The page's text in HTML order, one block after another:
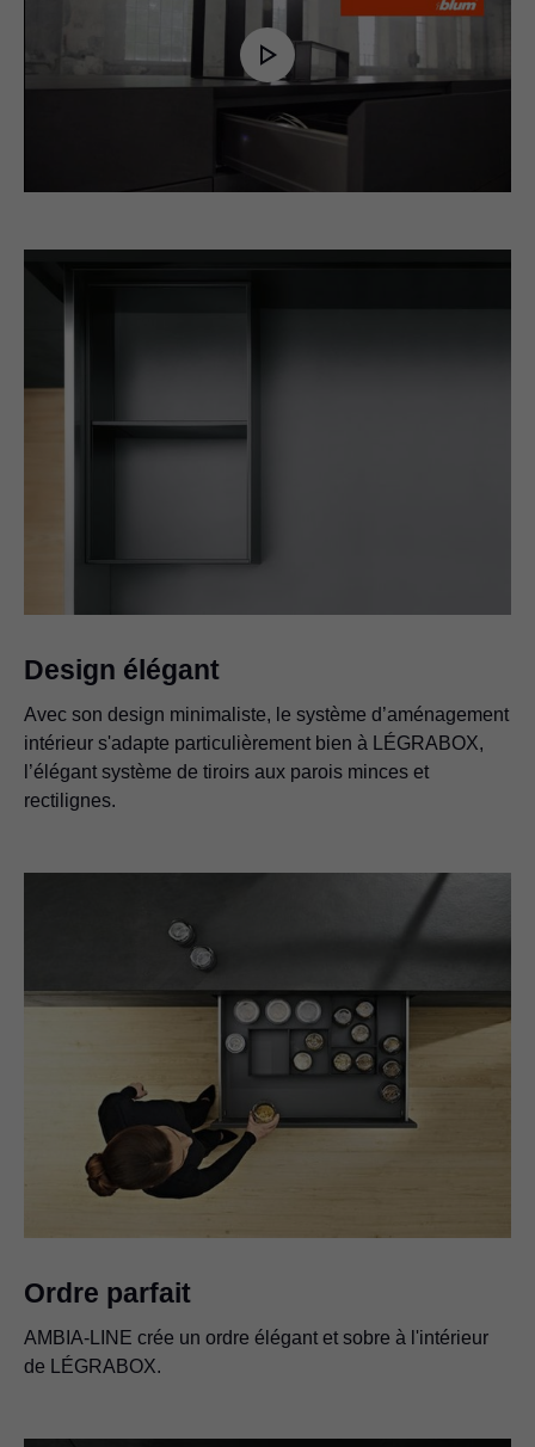
Play
Video
Design élégant
Avec son design minimaliste, le système d’aménagement
intérieur s'adapte particulièrement bien à LÉGRABOX,
l’élégant système de tiroirs aux parois minces et
rectilignes.
Ordre parfait
AMBIA-LINE crée un ordre élégant et sobre à l'intérieur
de LÉGRABOX.